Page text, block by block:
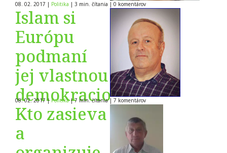
08. 02. 2017 | Politika | 3 min. čítania | 0 komentárov
Islam si
Európu
podmaní
jej vlastnou
demokraciou
08. 02. 2017| Politika |7 min. čítania| 7 komentárov
Kto zasieva
a